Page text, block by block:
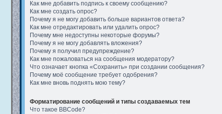
Как мне добавить подпись к своему сообщению?
Как мне создать опрос?
Почему я не могу добавить больше вариантов ответа?
Как мне отредактировать или удалить опрос?
Почему мне недоступны некоторые форумы?
Почему я не могу добавлять вложения?
Почему я получил предупреждение?
Как мне пожаловаться на сообщения модератору?
Что означает кнопка «Сохранить» при создании сообщения?
Почему моё сообщение требует одобрения?
Как мне вновь поднять мою тему?
Форматирование сообщений и типы создаваемых тем
Что такое BBCode?